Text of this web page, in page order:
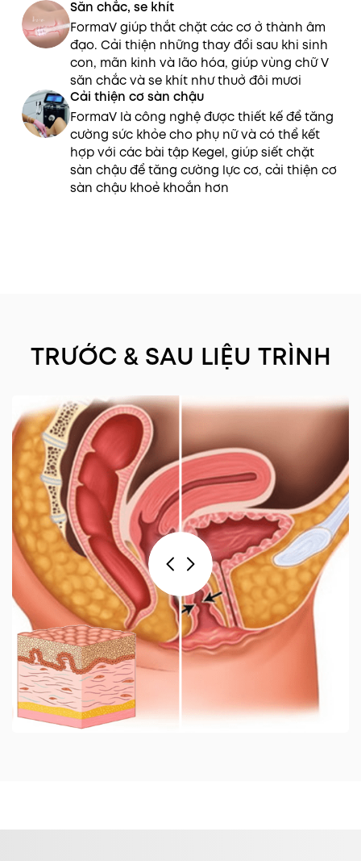
Săn chắc, se khít
FormaV giúp thắt chặt các cơ ở thành âm
đạo. Cải thiện những thay đổi sau khi sinh
con, mãn kinh và lão hóa, giúp vùng chữ V
săn chắc và se khít như thuở đôi mươi
Cải thiện cơ sàn chậu
FormaV là công nghệ được thiết kế để tăng
cường sức khỏe cho phụ nữ và có thể kết
hợp với các bài tập Kegel, giúp siết chặt
sàn chậu để tăng cường lực cơ, cải thiện cơ
sàn chậu khoẻ khoắn hơn
TRƯỚC & SAU LIỆU TRÌNH